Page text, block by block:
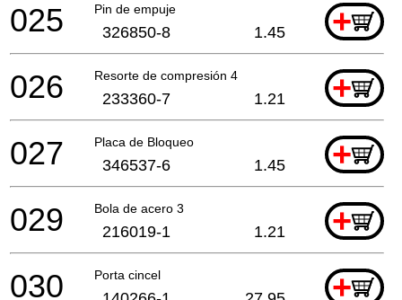
Pin de empuje +
025 326850-8 1.45
Resorte de compresión 4 +
026 233360-7 1.21
Placa de Bloqueo +
027 346537-6 1.45
Bola de acero 3 +
029 216019-1 1.21
Porta cincel +
030